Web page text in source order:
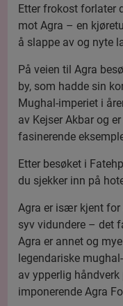
Etter frokost forlater
mot Agra – en
å slappe av og nyte
På veien til Agra
by, som hadde sin
Mughal-imperiet i
av Kejser Akbar og
fasinerende
Etter besøket i
du sjekker inn på
Agra er især kjent
syv vidundere – det
Agra er annet og
legendariske
av ypperlig
imponerende Agra